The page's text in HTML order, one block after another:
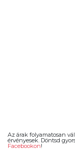
Az árak folyamatosan
érvényesek. Döntsd
Facebookon!